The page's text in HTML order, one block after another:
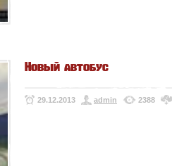
Новый автобус
29.12.2013 admin 2388